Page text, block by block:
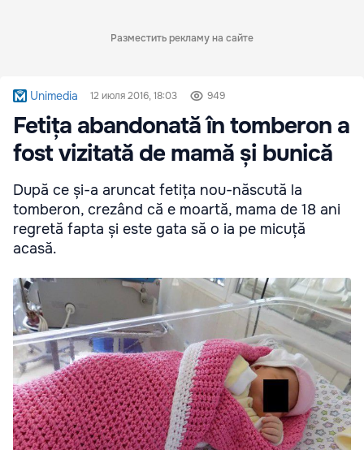
Разместить рекламу на сайте
Unimedia 12 июля 2016, 18:03 949
Fetița abandonată în tomberon a
fost vizitată de mamă și bunică
După ce și-a aruncat fetița nou-născută la
tomberon, crezând că e moartă, mama de 18 ani
regretă fapta și este gata să o ia pe micuță
acasă.